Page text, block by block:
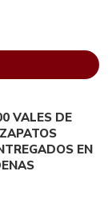
VALES DE
EN